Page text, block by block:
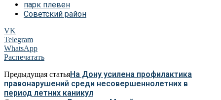
парк плевен
Советский район
VK
Telegram
WhatsApp
Распечатать
Предыдущая статьяНа Дону усилена профилактика
правонарушений среди несовершеннолетних в
период летних каникул